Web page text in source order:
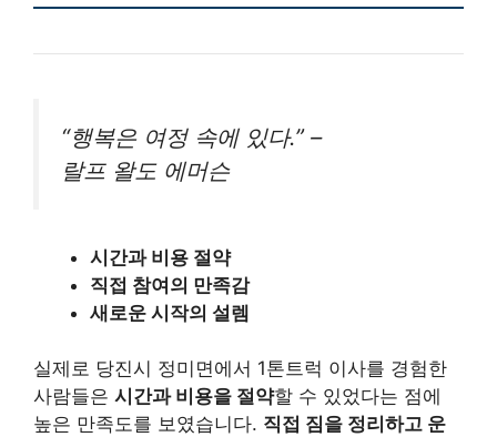
“행복은 여정 속에 있다.” –
랄프 왈도 에머슨
시간과 비용 절약
직접 참여의 만족감
새로운 시작의 설렘
실제로 당진시 정미면에서 1톤트럭 이사를 경험한
사람들은 시간과 비용을 절약할 수 있었다는 점에
높은 만족도를 보였습니다. 직접 짐을 정리하고 운